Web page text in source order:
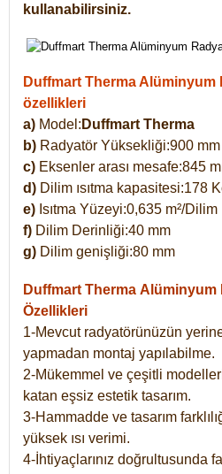
kullanabilirsiniz.
Duffmart Therma Alüminyum
özellikleri
a) Model: Duffmart Therma
b) Radyatör Yüksekliği:900 mm
c) Eksenler arası mesafe:845
d) Dilim ısıtma kapasitesi:178
e) Isıtma Yüzeyi:0,635 m²/Dilim
f) Dilim Derinliği:40 mm
g) Dilim genişliği:80 mm
Duffmart Therma Alüminyum
Özellikleri
1-Mevcut radyatörünüzün
yapmadan montaj yapılabilme.
2-Mükemmel ve çeşitli
katan eşsiz estetik tasarım.
3-Hammadde ve tasarım
yüksek ısı verimi.
4-İhtiyaçlarınız doğrultusunda